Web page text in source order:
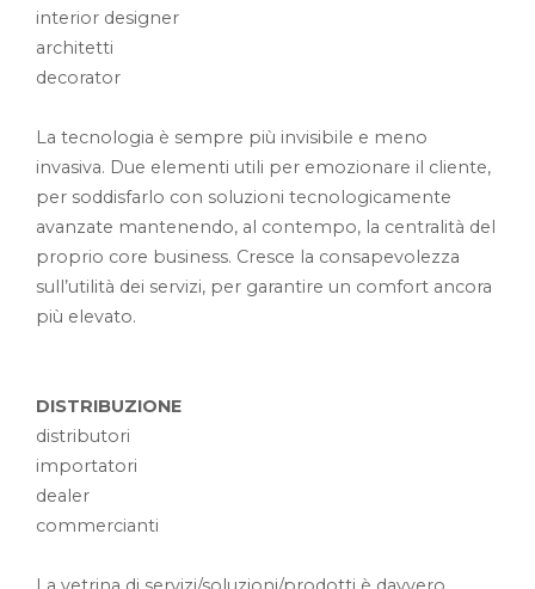
interior designer
architetti
decorator
La tecnologia è sempre più invisibile e meno
invasiva. Due elementi utili per emozionare il cliente,
per soddisfarlo con soluzioni tecnologicamente
avanzate mantenendo, al contempo, la centralità del
proprio core business. Cresce la consapevolezza
sull’utilità dei servizi, per garantire un comfort ancora
più elevato.
DISTRIBUZIONE
distributori
importatori
dealer
commercianti